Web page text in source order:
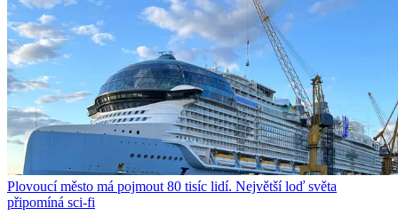
Plovoucí město má pojmout 80 tisíc lidí. Největší loď světa
připomíná sci-fi